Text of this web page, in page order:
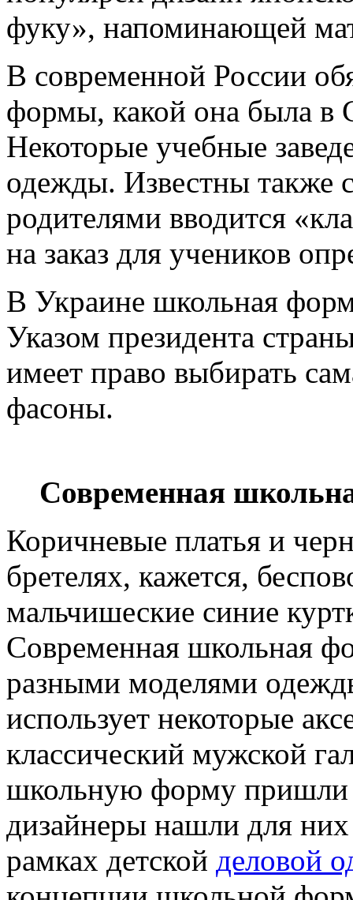
фуку», напоминающей
В современной России
формы, какой она была в
Некоторые учебные
одежды. Известны также
родителями вводится
на заказ для учеников
В Украине школьная
Указом президента
имеет право выбирать
фасоны.
Современная
Коричневые платья и
бретелях, кажется,
мальчишеские синие
Современная школьная
разными моделями
использует некоторые
классический мужской
школьную форму пришли
дизайнеры нашли для
рамках детской деловой